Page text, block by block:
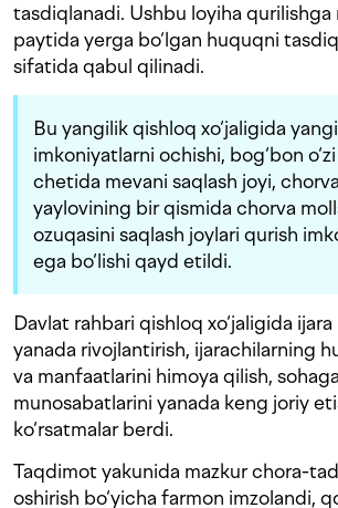
tasdiqlanadi. Ushbu loyiha qurilishga
paytida yerga bo‘lgan huquqni
sifatida qabul qilinadi.
Bu yangilik qishloq xo‘jaligida yangi
imkoniyatlarni ochishi, bog‘bon
chetida mevani saqlash joyi,
yaylovining bir qismida chorva
ozuqasini saqlash joylari qurish
ega bo‘lishi qayd etildi.
Davlat rahbari qishloq xo‘jaligida
yanada rivojlantirish, ijarachilarning
va manfaatlarini himoya qilish,
munosabatlarini yanada keng joriy
ko‘rsatmalar berdi.
Taqdimot yakunida mazkur chora-
oshirish bo‘yicha farmon imzolandi,